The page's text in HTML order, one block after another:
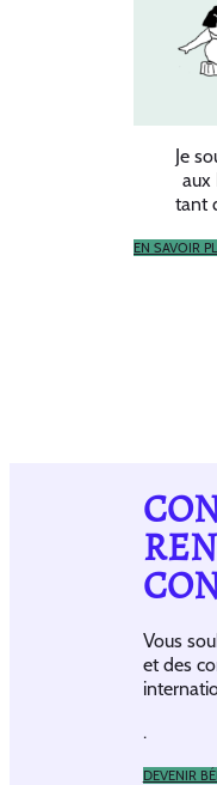
Je
aux
tant
EN SAVOIR
Vous
et des
.
DEVENIR